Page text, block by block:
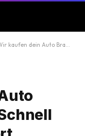
dein Auto Braunschweig – Schnell und unkompliziert verkaufen!